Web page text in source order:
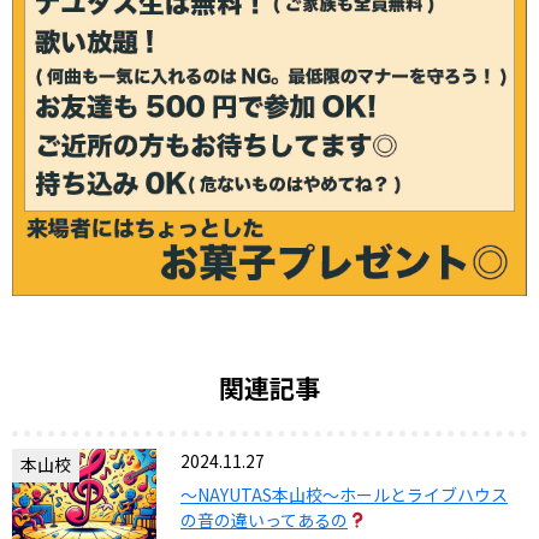
関連記事
本山校
2024.11.27
〜NAYUTAS本山校〜ホールとライブハウス
の音の違いってあるの